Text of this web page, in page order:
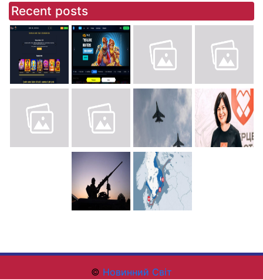
Recent posts
© Новинний Світ